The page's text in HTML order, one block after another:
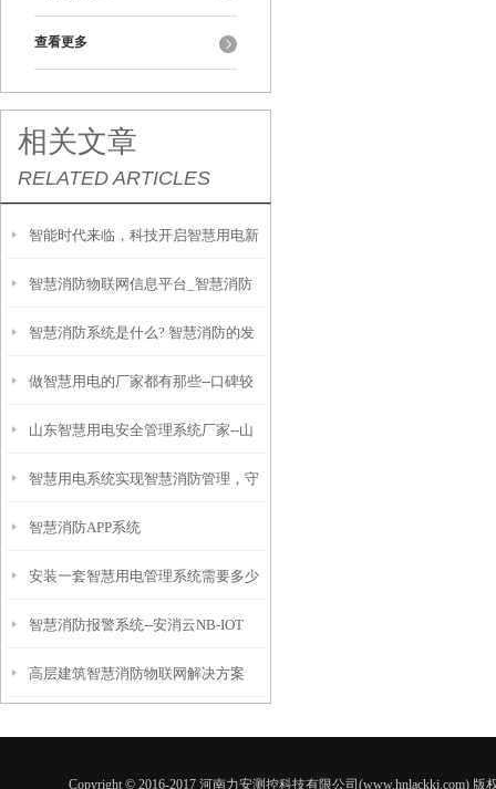
查看更多
相关文章
RELATED ARTICLES
智能时代来临，科技开启智慧用电新
模式
智慧消防物联网信息平台_智慧消防
信息系统
智慧消防系统是什么? 智慧消防的发
展前景怎么样？
做智慧用电的厂家都有那些--口碑较
好的智慧用电企业
山东智慧用电安全管理系统厂家--山
东智慧安全用电品牌
智慧用电系统实现智慧消防管理，守
护安全大门
智慧消防APP系统
安装一套智慧用电管理系统需要多少
钱_智慧用电管理系统价格是多少
智慧消防报警系统--安消云NB-IOT
高层建筑智慧消防物联网解决方案
Copyright © 2016-2017 河南力安测控科技有限公司(www.hnlackkj.com)